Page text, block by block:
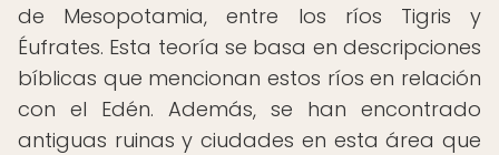
de Mesopotamia, entre los ríos Tigris y
Éufrates. Esta teoría se basa en descripciones
bíblicas que mencionan estos ríos en relación
con el Edén. Además, se han encontrado
antiguas ruinas y ciudades en esta área que